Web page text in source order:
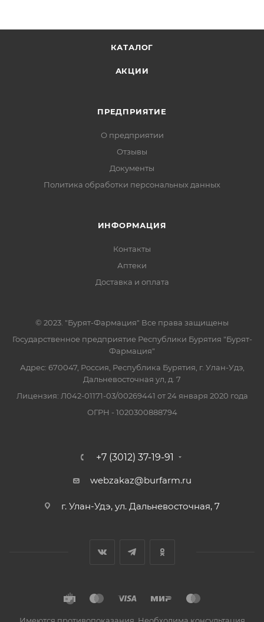
КАТАЛОГ
АКЦИИ
ПРЕДПРИЯТИЕ
О предприятии
Отзывы
Документы
Политика обработки персональных данных
ИНФОРМАЦИЯ
Контакты
Аптеки
Доставка и оплата
© 2023. "Бурят-Фармация" Все права защищены
Государственное предприятие Республики Бурятия "Бурят-
Фармация"
Адрес: 670047, Россия, Республика Бурятия, г. Улан-Удэ,
Дальневосточная ул, д. 7
Лицензия: Л042-01171-03/00269441 от 24 января 2020 года
ОГРН - 1020300888794
+7 (3012) 37-19-91
webzakaz@burfarm.ru
г. Улан-Удэ, ул. Дальневосточная, 7